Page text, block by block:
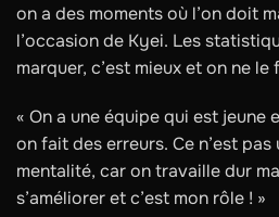
on a des moments où l’on doit
l’occasion de Kyei. Les
marquer, c’est mieux et on ne le
« On a une équipe qui est jeune
on fait des erreurs. Ce n’est
mentalité, car on travaille dur
s’améliorer et c’est mon rôle ! »